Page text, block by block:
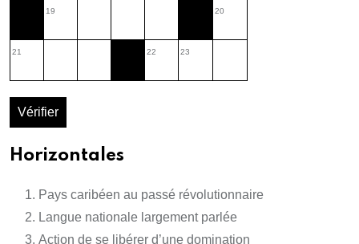
19 20
21 22 23
Vérifier
Horizontales
Pays caribéen au passé révolutionnaire
Langue nationale largement parlée
Action de se libérer d’une domination